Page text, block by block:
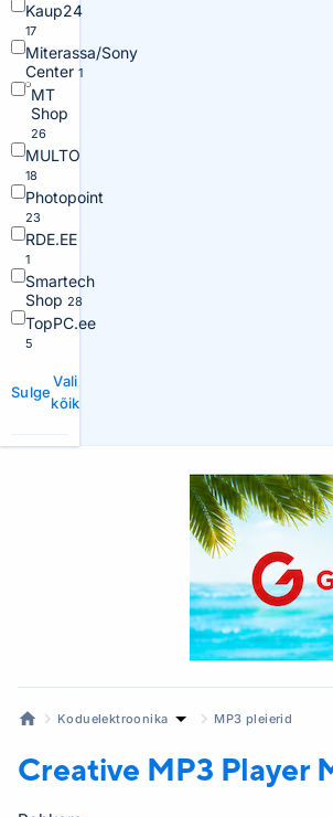
Kaup24
17
Miterassa/Sony
Center 1
MT
Shop
26
MULTO
18
Photopoint
23
RDE.EE
1
Smartech
Shop 28
TopPC.ee
5
Sulge
Vali
kõik
Koduelektroonika MP3 pleierid
Creative MP3 Player